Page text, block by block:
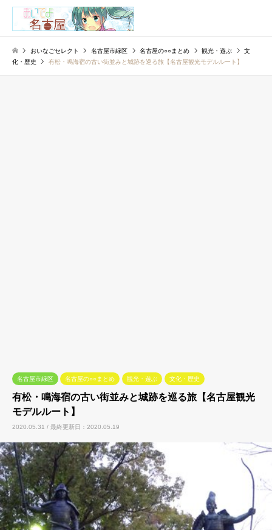
おいなごセレクト 名古屋市緑区 名古屋の○○まとめ 観光・遊ぶ
文
化・歴史
有松・鳴海宿の古い街並みと城跡を巡る旅【名古屋観光モデルルート】
名古屋市緑区 名古屋の○○まとめ 観光・遊ぶ 文化・歴史
有松・鳴海宿の古い街並みと城跡を巡る旅【名古屋観光
モデルルート】
2020.05.31 / 最終更新日：2020.05.19